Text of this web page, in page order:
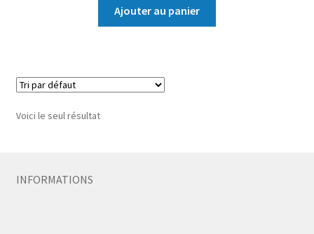
Ajouter au panier
Voici le seul résultat
INFORMATIONS